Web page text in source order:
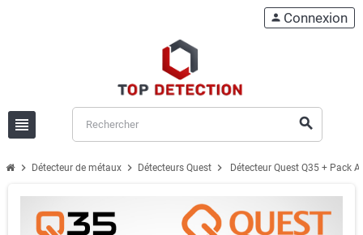
view_headline search
person Connexion
chevron_right Détecteur de métaux chevron_right Détecteurs Quest chevron_right Détecteur Quest Q35 + Pack